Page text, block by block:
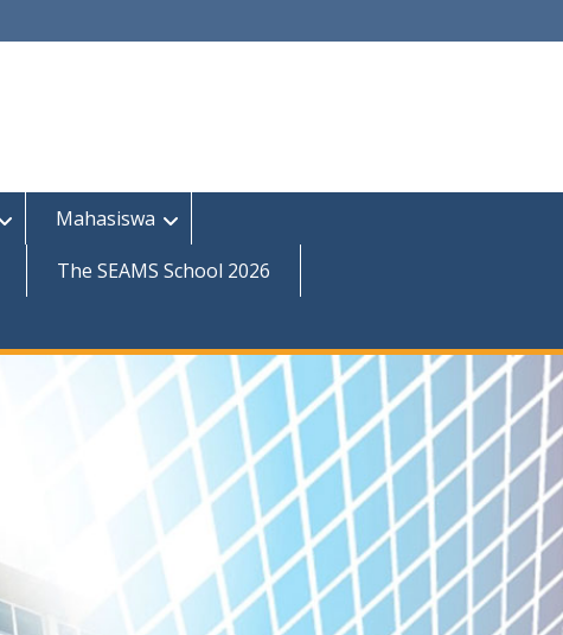
Mahasiswa
The SEAMS School 2026